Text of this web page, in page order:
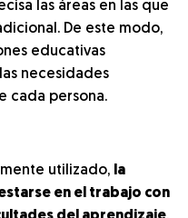
las áreas en las que
De este modo,
educativas
necesidades
cada persona.
utilizado, la
en el trabajo con